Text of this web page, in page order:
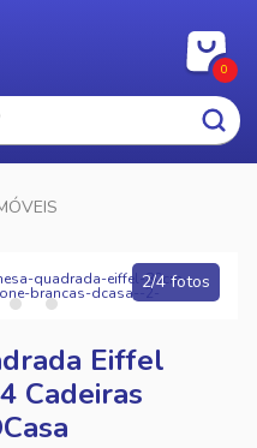
0
2/4 fotos
Eiffel
Cadeiras